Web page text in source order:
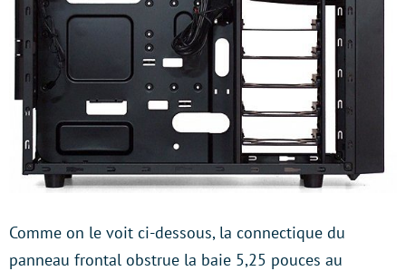
Comme on le voit ci-dessous, la connectique du
panneau frontal obstrue la baie 5,25 pouces au